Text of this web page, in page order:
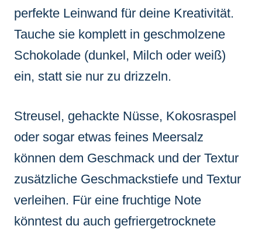
perfekte Leinwand für deine Kreativität.
Tauche sie komplett in geschmolzene
Schokolade (dunkel, Milch oder weiß)
ein, statt sie nur zu drizzeln.
Streusel, gehackte Nüsse, Kokosraspel
oder sogar etwas feines Meersalz
können dem Geschmack und der Textur
zusätzliche Geschmackstiefe und Textur
verleihen. Für eine fruchtige Note
könntest du auch gefriergetrocknete